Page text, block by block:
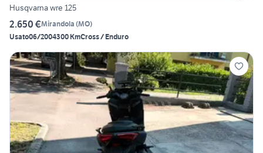
Husqvarna wre 125
2.650 €Mirandola (MO)
Usato06/2004300 KmCross / Enduro